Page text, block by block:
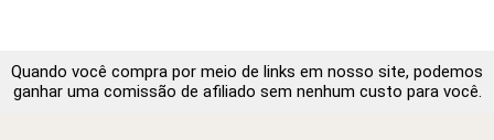
Quando você compra por meio de links em nosso site, podemos
ganhar uma comissão de afiliado sem nenhum custo para você.